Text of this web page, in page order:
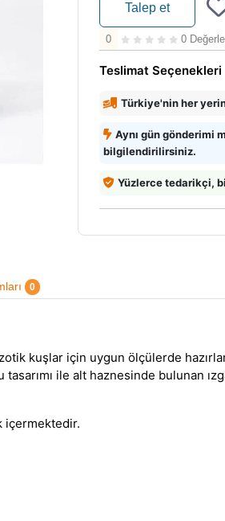
Talep et
0 0
Teslimat Seçenekleri
Türkiye'nin her
Aynı gün gönderimi
bilgilendirilirsiniz.
Yüzlerce tedarikçi,
0
kuşlar için uygun ölçülerde
ile alt haznesinde bulunan
içermektedir.